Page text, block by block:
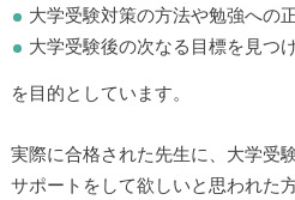
大学受験対策の方法や勉強への
大学受験後の次なる目標を見つ
を目的としています。
実際に合格された先生に、大学受
サポートをして欲しいと思われた